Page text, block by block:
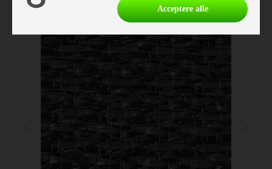
Previous Next
Acceptere alle